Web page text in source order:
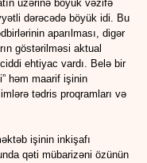
üzərinə böyük vəzifə
dərəcədə böyük idi. Bu
aparılması, digər
göstərilməsi aktual
ehtiyac vardı. Belə bir
həm maarif işinin
tədris proqramları və
işinin inkişafı
qəti mübarizəni özünün